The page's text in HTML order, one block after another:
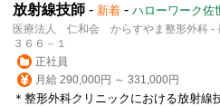
放射線技師 - 新着 - ハローワーク佐
医療法人 仁和会 からすやま整形外科 -
３６６－１
正社員
月給 290,000円 ～ 331,000円
＊整形外科クリニックにおける放射線